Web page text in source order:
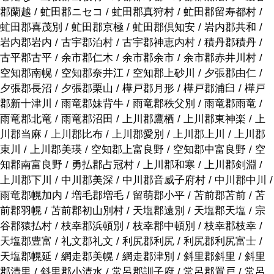
郡蘭越 / 虻田郡ニセコ / 虻田郡真狩村 / 虻田郡留寿都村 /
虻田郡喜茂別 / 虻田郡京極 / 虻田郡倶知安 / 岩内郡共和 /
岩内郡岩内 / 古宇郡泊村 / 古宇郡神恵内村 / 積丹郡積丹 /
古平郡古平 / 余市郡仁木 / 余市郡余市 / 余市郡赤井川村 /
空知郡南幌 / 空知郡奈井江 / 空知郡上砂川 / 夕張郡由仁 /
夕張郡長沼 / 夕張郡栗山 / 樺戸郡月形 / 樺戸郡浦臼 / 樺戸
郡新十津川 / 雨竜郡妹背牛 / 雨竜郡秩父別 / 雨竜郡雨竜 /
雨竜郡北竜 / 雨竜郡沼田 / 上川郡鷹栖 / 上川郡東神楽 / 上
川郡当麻 / 上川郡比布 / 上川郡愛別 / 上川郡上川 / 上川郡
東川 / 上川郡美瑛 / 空知郡上富良野 / 空知郡中富良野 / 空
知郡南富良野 / 勇払郡占冠村 / 上川郡和寒 / 上川郡剣淵 /
上川郡下川 / 中川郡美深 / 中川郡音威子府村 / 中川郡中川 /
雨竜郡幌加内 / 増毛郡増毛 / 留萌郡小平 / 苫前郡苫前 / 苫
前郡羽幌 / 苫前郡初山別村 / 天塩郡遠別 / 天塩郡天塩 / 宗
谷郡猿払村 / 枝幸郡浜頓別 / 枝幸郡中頓別 / 枝幸郡枝幸 /
天塩郡豊富 / 礼文郡礼文 / 利尻郡利尻 / 利尻郡利尻富士 /
天塩郡幌延 / 網走郡美幌 / 網走郡津別 / 斜里郡斜里 / 斜里